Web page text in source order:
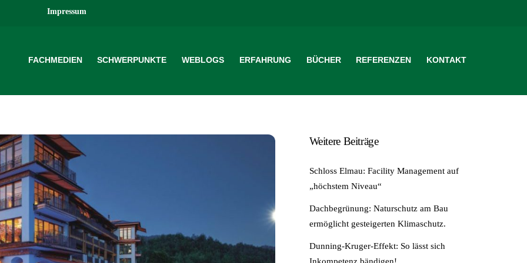
Impressum
FACHMEDIEN SCHWERPUNKTE WEBLOGS ERFAHRUNG BÜCHER REFERENZEN KONTAKT
Weitere Beiträge
Schloss Elmau: Facility Management auf
„höchstem Niveau“
Dachbegrünung: Naturschutz am Bau
ermöglicht gesteigerten Klimaschutz.
Dunning-Kruger-Effekt: So lässt sich